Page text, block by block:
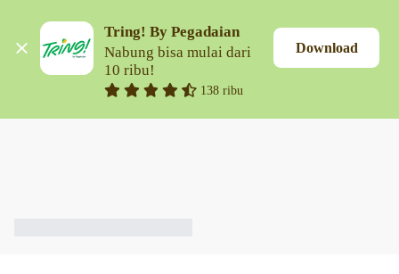
Tring! By Pegadaian
Nabung bisa mulai dari
10 ribu!
138 ribu
Download